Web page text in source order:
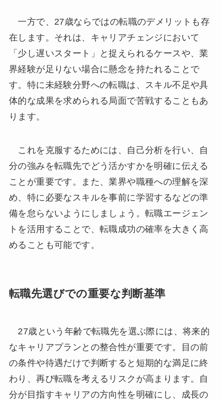
一方で、27歳ならではの転職のデメリットも存
在します。それは、キャリアチェンジにおいて
「少し遅いスタート」と捉えられるケースや、業
界経験が足りない場合に懸念を持たれることで
す。特に未経験分野への転職は、スキル不足や具
体的な成果を求められる局面で苦戦することもあ
ります。
これを克服するためには、自己分析を行い、自
分の強みを転職先でどう活かすかを明確に伝える
ことが重要です。また、業界や職種への理解を深
め、特に必要なスキルを事前に学習するなどの準
備を怠らないようにしましょう。転職エージェン
トを活用することで、転職成功の確率を大きく高
めることも可能です。
転職先選びでの重要な判断基準
27歳という年齢で転職先を選ぶ際には、将来的
なキャリアプランとの整合性が重要です。目の前
の条件や待遇だけで判断すると短期的な満足に終
わり、再び転職を考えるリスクが高まります。自
分が目指すキャリアの方向性を明確にし、成長の